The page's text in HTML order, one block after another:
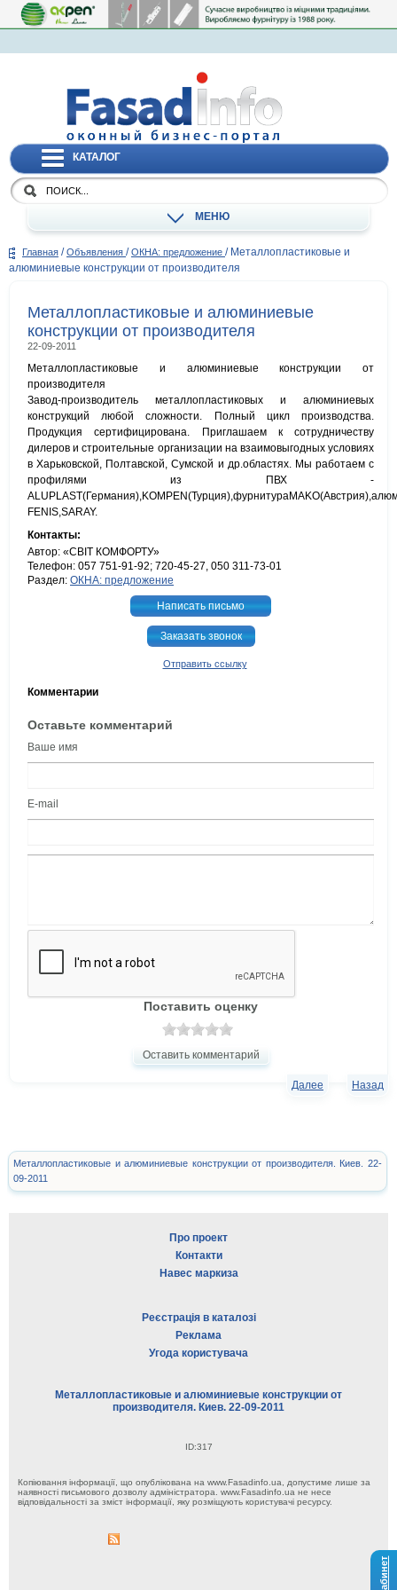
КАТАЛОГ
МЕНЮ
Главная / Объявления / ОКНА: предложение / Металлопластиковые и
алюминиевые конструкции от производителя
Металлопластиковые и алюминиевые
конструкции от производителя
22-09-2011
Металлопластиковые и алюминиевые конструкции от
производителя
Завод-производитель металлопластиковых и алюминиевых
конструкций любой сложности. Полный цикл производства.
Продукция сертифицирована. Приглашаем к сотрудничеству
дилеров и строительные организации на взаимовыгодных условиях
в Харьковской, Полтавской, Сумской и др.областях. Мы работаем с
профилями из ПВХ -
FENIS,SARAY.
Контакты:
Автор: «СВІТ КОМФОРТУ»
Телефон: 057 751-91-92; 720-45-27, 050 311-73-01
Раздел: ОКНА: предложение
Написать письмо
Заказать звонок
Отправить ссылку
Комментарии
Оставьте комментарий
Ваше имя
E-mail
Поставить оценку
Оставить комментарий
Назад
Далее
Металлопластиковые и алюминиевые конструкции от производителя. Киев. 22-
09-2011
Про проект
Контакти
Навес маркиза
Реєстрація в каталозі
Реклама
Угода користувача
Металлопластиковые и алюминиевые конструкции от
производителя. Киев. 22-09-2011
ID:317
Копіювання інформації, що опублікована на www.Fasadinfo.ua, допустиме лише за
наявності письмового дозволу адміністратора. www.Fasadinfo.ua не несе
відповідальності за зміст інформації, яку розміщують користувачі ресурсу.